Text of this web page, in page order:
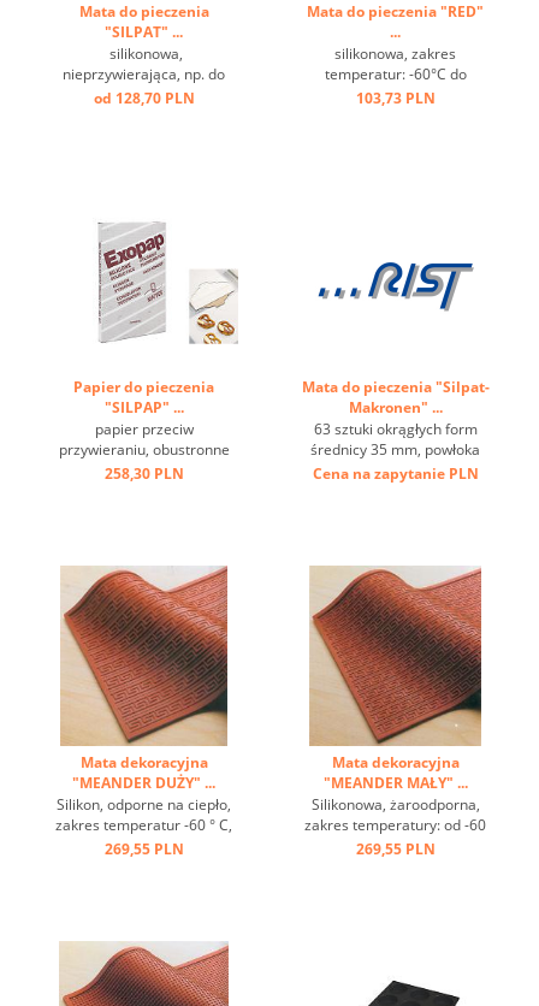
Mata do pieczenia
"SILPAT" ...
silikonowa,
nieprzywierająca, np. do
marcepanu, odporna do
od 128,70 PLN
Mata do pieczenia "RED"
...
silikonowa, zakres
temperatur: -60°C do
+230°C ...
103,73 PLN
Papier do pieczenia
"SILPAP" ...
papier przeciw
przywieraniu, obustronne
zastosowanie ...
258,30 PLN
Mata do pieczenia "Silpat-
Makronen" ...
63 sztuki okrągłych form
średnicy 35 mm, powłoka
przeciwprzywierająca ...
Cena na zapytaniePLN
Mata dekoracyjna
"MEANDER DUŻY" ...
Silikon, odporne na ciepło,
zakres temperatur -60 ° C,
wytwarza się do + 220 ° C,
ciast, pasztety i deserów ...
269,55 PLN
Mata dekoracyjna
"MEANDER MAŁY" ...
Silikonowa, żaroodporna,
zakres temperatury: od -60
° C do + 220 ° C, doskonałe
269,55 PLN